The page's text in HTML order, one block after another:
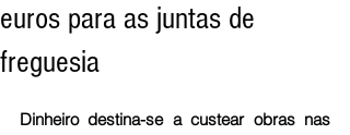
euros para as juntas de
freguesia
Dinheiro destina-se a custear obras nas